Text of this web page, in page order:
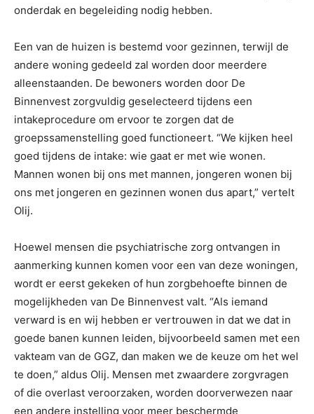
onderdak en begeleiding nodig hebben.
Een van de huizen is bestemd voor gezinnen, terwijl de
andere woning gedeeld zal worden door meerdere
alleenstaanden. De bewoners worden door De
Binnenvest zorgvuldig geselecteerd tijdens een
intakeprocedure om ervoor te zorgen dat de
groepssamenstelling goed functioneert. “We kijken heel
goed tijdens de intake: wie gaat er met wie wonen.
Mannen wonen bij ons met mannen, jongeren wonen bij
ons met jongeren en gezinnen wonen dus apart,” vertelt
Olij.
Hoewel mensen die psychiatrische zorg ontvangen in
aanmerking kunnen komen voor een van deze woningen,
wordt er eerst gekeken of hun zorgbehoefte binnen de
mogelijkheden van De Binnenvest valt. “Als iemand
verward is en wij hebben er vertrouwen in dat we dat in
goede banen kunnen leiden, bijvoorbeeld samen met een
vakteam van de GGZ, dan maken we de keuze om het wel
te doen,” aldus Olij. Mensen met zwaardere zorgvragen
of die overlast veroorzaken, worden doorverwezen naar
een andere instelling voor meer beschermde